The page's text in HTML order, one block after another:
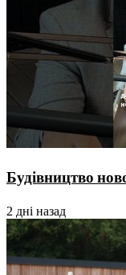
Будівництво
2 дні назад